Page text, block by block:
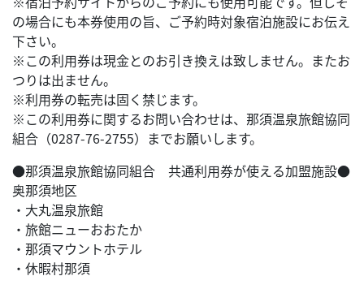
の場合にも本券使用の旨、ご予約時対象宿泊施設にお伝え
下さい。
※この利用券は現金とのお引き換えは致しません。またお
つりは出ません。
※利用券の転売は固く禁じます。
※この利用券に関するお問い合わせは、那須温泉旅館協同
組合（0287-76-2755）までお願いします。
●那須温泉旅館協同組合 共通利用券が使える加盟施設●
奥那須地区
・大丸温泉旅館
・旅館ニューおおたか
・那須マウントホテル
・休暇村那須